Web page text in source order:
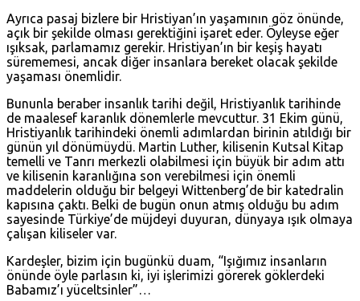
Ayrıca pasaj bizlere bir Hristiyan’ın yaşamının göz önünde,
açık bir şekilde olması gerektiğini işaret eder. Öyleyse eğer
ışıksak, parlamamız gerekir. Hristiyan’ın bir keşiş hayatı
sürememesi, ancak diğer insanlara bereket olacak şekilde
yaşaması önemlidir.
Bununla beraber insanlık tarihi değil, Hristiyanlık tarihinde
de maalesef karanlık dönemlerle mevcuttur. 31 Ekim günü,
Hristiyanlık tarihindeki önemli adımlardan birinin atıldığı bir
günün yıl dönümüydü. Martin Luther, kilisenin Kutsal Kitap
temelli ve Tanrı merkezli olabilmesi için büyük bir adım attı
ve kilisenin karanlığına son verebilmesi için önemli
maddelerin olduğu bir belgeyi Wittenberg’de bir katedralin
kapısına çaktı. Belki de bugün onun atmış olduğu bu adım
sayesinde Türkiye’de müjdeyi duyuran, dünyaya ışık olmaya
çalışan kiliseler var.
Kardeşler, bizim için bugünkü duam, “Işığımız insanların
önünde öyle parlasın ki, iyi işlerimizi görerek göklerdeki
Babamız’ı yüceltsinler”…